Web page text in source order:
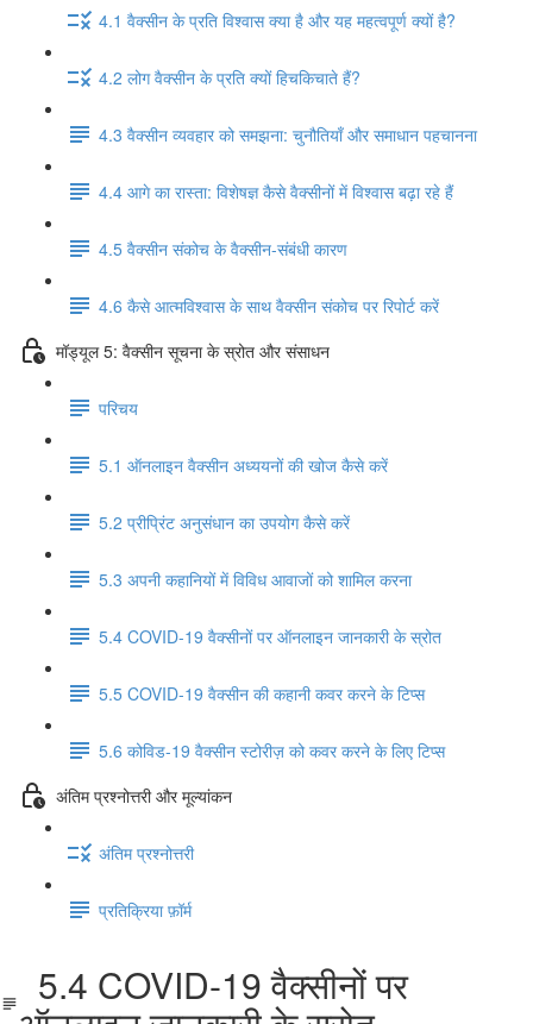
4.1 वैक्सीन के प्रति विश्वास क्या है और यह महत्वपूर्ण क्यों है?
4.2 लोग वैक्सीन के प्रति क्यों हिचकिचाते हैं?
4.3 वैक्सीन व्यवहार को समझना: चुनौतियाँ और समाधान पहचानना
4.4 आगे का रास्ता: विशेषज्ञ कैसे वैक्सीनों में विश्वास बढ़ा रहे हैं
4.5 वैक्सीन संकोच के वैक्सीन-संबंधी कारण
4.6 कैसे आत्मविश्वास के साथ वैक्सीन संकोच पर रिपोर्ट करें
मॉड्यूल 5: वैक्सीन सूचना के स्रोत और संसाधन
परिचय
5.1 ऑनलाइन वैक्सीन अध्ययनों की खोज कैसे करें
5.2 प्रीप्रिंट अनुसंधान का उपयोग कैसे करें
5.3 अपनी कहानियों में विविध आवाजों को शामिल करना
5.4 COVID-19 वैक्सीनों पर ऑनलाइन जानकारी के स्रोत
5.5 COVID-19 वैक्सीन की कहानी कवर करने के टिप्स
5.6 कोविड-19 वैक्सीन स्टोरीज़ को कवर करने के लिए टिप्स
अंतिम प्रश्नोत्तरी और मूल्यांकन
अंतिम प्रश्नोत्तरी
प्रतिक्रिया फ़ॉर्म
5.4 COVID-19 वैक्सीनों पर